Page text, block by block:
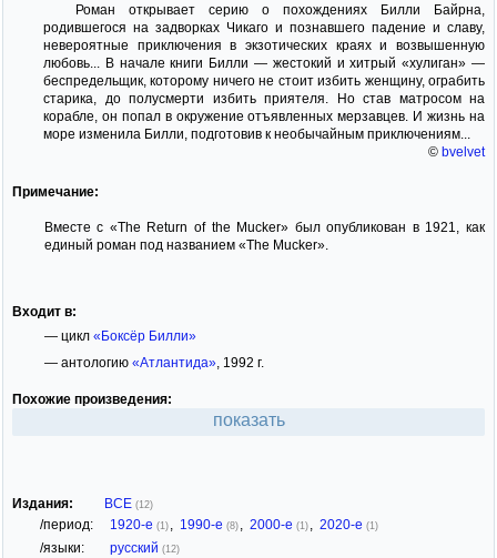
Роман открывает серию о похождениях Билли Байрна,
родившегося на задворках Чикаго и познавшего падение и славу,
невероятные приключения в экзотических краях и возвышенную
любовь... В начале книги Билли — жестокий и хитрый «хулиган» —
беспредельщик, которому ничего не стоит избить женщину, ограбить
старика, до полусмерти избить приятеля. Но став матросом на
корабле, он попал в окружение отъявленных мерзавцев. И жизнь на
море изменила Билли, подготовив к необычайным приключениям...
© bvelvet
Примечание:
Вместе с «The Return of the Mucker» был опубликован в 1921, как
единый роман под названием «The Mucker».
Входит в:
— цикл «Боксёр Билли»
— антологию «Атлантида», 1992 г.
Похожие произведения:
показать
Издания: ВСЕ (12)
/период: 1920-е (1) , 1990-е (8) , 2000-е (1) , 2020-е (1)
/языки: русский (12)